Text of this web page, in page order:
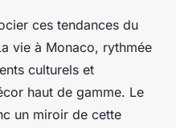
ces tendances du
vie à Monaco, rythmée
culturels et
haut de gamme. Le
un miroir de cette